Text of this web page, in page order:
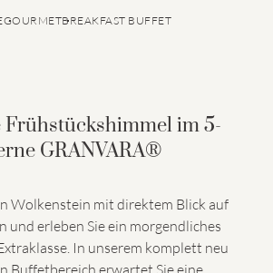
GOURMETBREAKFAST BUFFET
Frühstückshimmel im 5-
GRANVARA®
Wolkenstein mit direktem Blick auf
und erleben Sie ein morgendliches
In unserem komplett neu
Buffetbereich erwartet Sie eine